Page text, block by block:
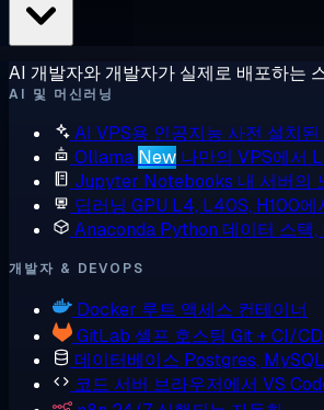
AI 개발자와 개발자가 실제로 배포하는
AI 및 머신러닝
AI VPS용 인공지능 사전 설치
Ollama New 나만의 VPS에서
Jupyter Notebooks 내 서버의
딥러닝 GPU L4, L40S, H100에
Anaconda Python 데이터 스택,
개발자 & DEVOPS
Docker 루트 액세스 컨테이너
GitLab 셀프 호스팅 Git + CI/CD
데이터베이스 Postgres,
코드 서버 브라우저에서 VS